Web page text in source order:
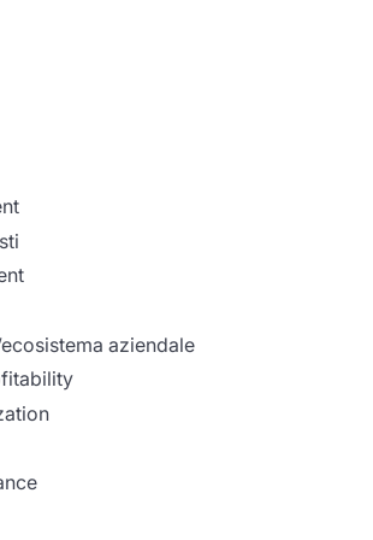
aziendale